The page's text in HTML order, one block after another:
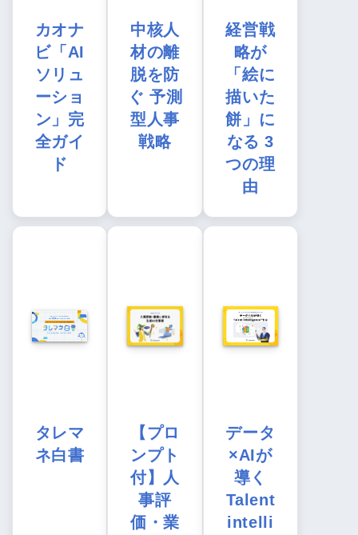
カオナ
ビ「AI
ソリュ
ーショ
ン」完
全ガイ
ド
中核人
材の離
脱を防
ぐ 予測
型人事
戦略
経営戦
略が
「絵に
描いた
餅」に
なる 3
つの理
由
タレマ
ネ白書
【プロ
ンプト
付】人
事評
価・業
データ
×AIが
導く
Talent
intelli